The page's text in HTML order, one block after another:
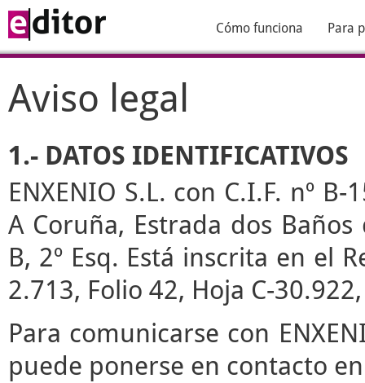
Cómo funciona Para
Aviso legal
1.- DATOS IDENTIFICATIVOS
ENXENIO S.L. con C.I.F. nº
A Coruña, Estrada dos
B, 2º Esq. Está inscrita en el
2.713, Folio 42, Hoja C-
Para comunicarse con
puede ponerse en contacto